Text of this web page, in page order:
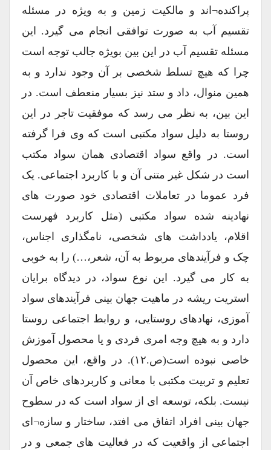
پراکنده¬اند و مالکیت زمین و به ویژه در مسئله
تقسیم آب به صورت توافقی انجام می گیرد. این
مسئله تقسیم آب در این بین بویژه جالب توجه است
چرا که هیچ تسلط شخصی بر آن وجود ندارد و به
همین منوال، داد و ستد نیز بسیار منعطف است. در
این بین، به نظر می رسد که موفقیت تاجر در این
روستا به دلیل سواد مکتبی است که وی فرا گرفته
است. در واقع سواد اقتصادی همان سواد مکتب
است در شکل غیر متنی آن و با کاربرد اجتماعی. یک
فرد عموما در تعاملات اقتصادی خود صورت های
نهادینه شده سواد مکتبی (مثل کاربرد فهرست
اقلام، یادداشت های شخصی، نامگذاری اجناس،
چک و فرآیندهای مربوط به آن، شعر،…) را به خوبی
به کار می گیرد. این نوع سواد، در دیدگاه برایان
استریت ریشه در ماهیت جهان بینی فرآیندهای سواد
آموزی، نهادهای روستایی، و روابط اجتماعی روستا
دارد و به هیچ وجه امری فردی و یا محصول آموزش
خاصی نبوده است(ص.۱۲). در واقع، این محصول
تعلیم و تربیت مکتبی با معانی و کاربردهای خاص آن
نیست. بلکه، توسعه ای از سواد است که در سطوح
جهان بینی افراد اتفاق می افتد، ساختار و سازه¬ای
اجتماعی از واقعیت که در فعالیت های جمعی و در